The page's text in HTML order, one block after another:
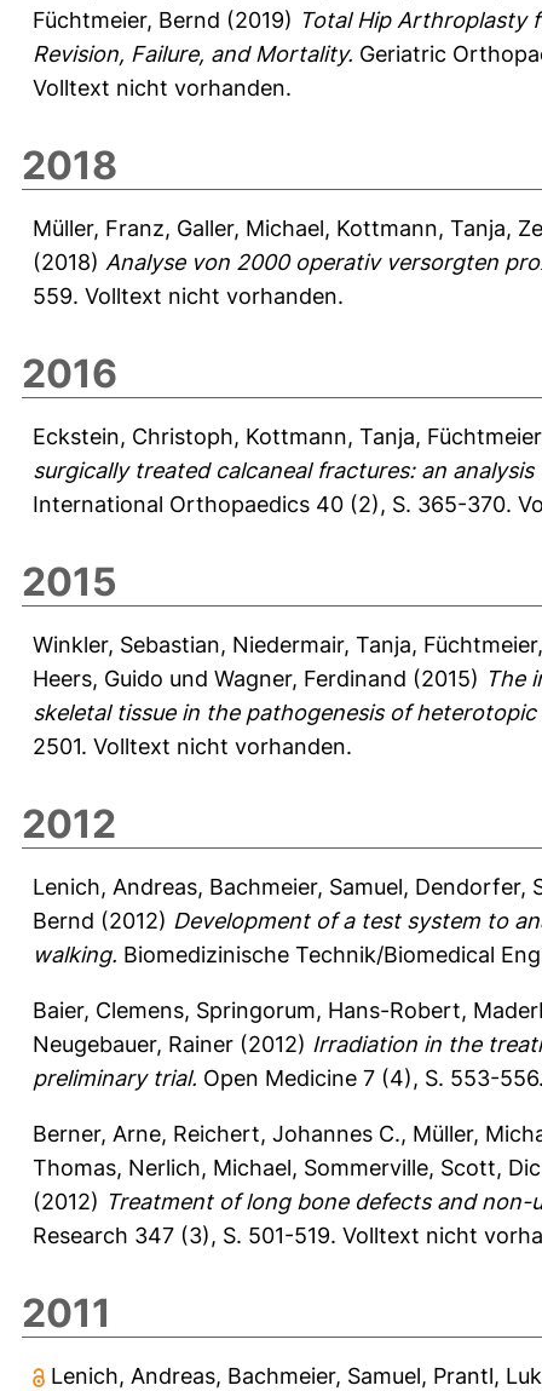
Füchtmeier, Bernd (2019) Total Hip Arthroplasty
Revision, Failure, and Mortality. Geriatric
Volltext nicht vorhanden.
2018
Müller, Franz, Galler, Michael, Kottmann, Tanja,
(2018) Analyse von 2000 operativ versorgten
559. Volltext nicht vorhanden.
2016
Eckstein, Christoph, Kottmann, Tanja,
surgically treated calcaneal fractures: an
International Orthopaedics 40 (2), S. 365-370.
2015
Winkler, Sebastian, Niedermair, Tanja,
Heers, Guido und Wagner, Ferdinand (2015) The
skeletal tissue in the pathogenesis of
2501. Volltext nicht vorhanden.
2012
Lenich, Andreas, Bachmeier, Samuel, Dendorfer,
Bernd (2012) Development of a test system to
walking. Biomedizinische Technik/Biomedical
Baier, Clemens, Springorum, Hans-Robert,
Neugebauer, Rainer (2012) Irradiation in the
preliminary trial. Open Medicine 7 (4), S. 553-
Berner, Arne, Reichert, Johannes C., Müller,
Thomas, Nerlich, Michael, Sommerville, Scott,
(2012) Treatment of long bone defects and
Research 347 (3), S. 501-519. Volltext nicht
2011
Lenich, Andreas, Bachmeier, Samuel, Prantl,